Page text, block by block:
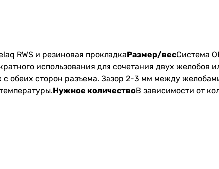
RWS и резиновая прокладкаРазмер/весСистема
использования для сочетания двух желобов
с обеих сторон разъема. Зазор 2-3 мм между
Нужное количествоВ зависимости от